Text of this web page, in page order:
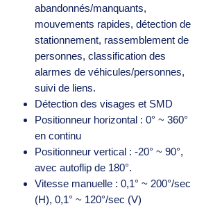
abandonnés/manquants,
mouvements rapides, détection de
stationnement, rassemblement de
personnes, classification des
alarmes de véhicules/personnes,
suivi de liens.
Détection des visages et SMD
Positionneur horizontal : 0° ~ 360°
en continu
Positionneur vertical : -20° ~ 90°,
avec autoflip de 180°.
Vitesse manuelle : 0,1° ~ 200°/sec
(H), 0,1° ~ 120°/sec (V)